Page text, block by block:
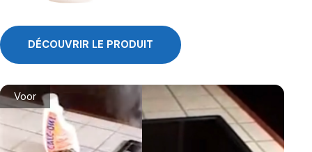
Voor
DÉCOUVRIR LE PRODUIT